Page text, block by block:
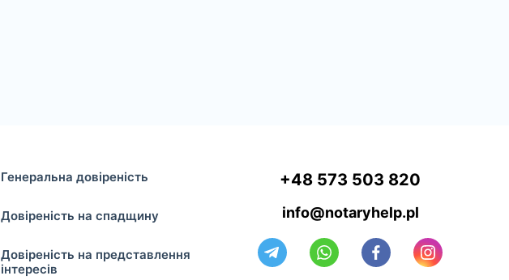
Генеральна довіреність
Довіреність на спадщину
Довіреність на представлення
інтересів
+48 573 503 820
info@notaryhelp.pl